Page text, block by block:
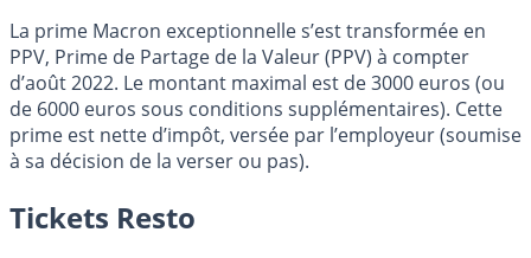
La prime Macron exceptionnelle s’est transformée en
PPV, Prime de Partage de la Valeur (PPV) à compter
d’août 2022. Le montant maximal est de 3000 euros (ou
de 6000 euros sous conditions supplémentaires). Cette
prime est nette d’impôt, versée par l’employeur (soumise
à sa décision de la verser ou pas).
Tickets Resto